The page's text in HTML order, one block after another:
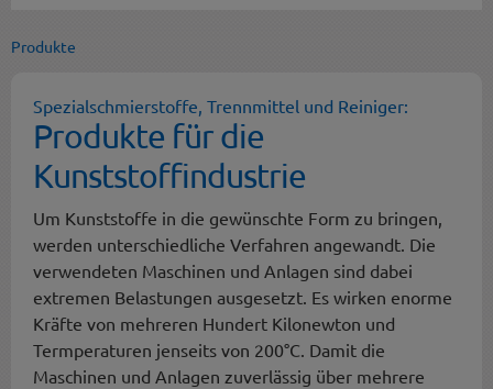
Produkte
Spezialschmierstoffe, Trennmittel und Reiniger:
Produkte für die
Kunststoffindustrie
Um Kunststoffe in die gewünschte Form zu bringen,
werden unterschiedliche Verfahren angewandt. Die
verwendeten Maschinen und Anlagen sind dabei
extremen Belastungen ausgesetzt. Es wirken enorme
Kräfte von mehreren Hundert Kilonewton und
Termperaturen jenseits von 200°C. Damit die
Maschinen und Anlagen zuverlässig über mehrere